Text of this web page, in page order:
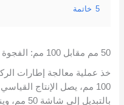
5 خاتمة
50 مم مقابل 100 مم: الفجوة الحقيقية في السعة